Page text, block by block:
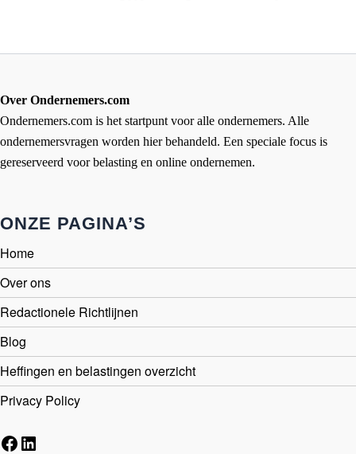
Over Ondernemers.com
Ondernemers.com is het startpunt voor alle ondernemers. Alle
ondernemersvragen worden hier behandeld. Een speciale focus is
gereserveerd voor belasting en online ondernemen.
ONZE PAGINA’S
Home
Over ons
Redactionele Richtlijnen
Blog
Heffingen en belastingen overzicht
Privacy Policy
Facebook
LinkedIn